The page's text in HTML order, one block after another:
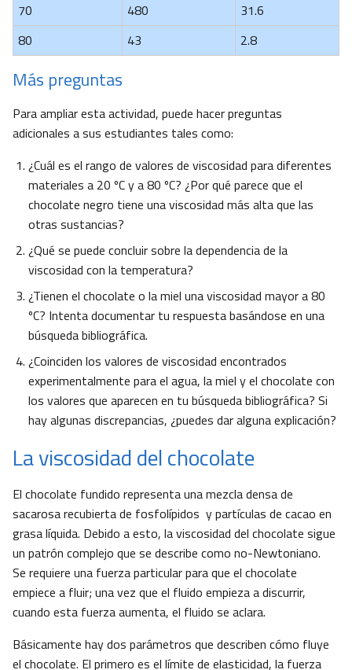
70
480
31.6
80
43 2.8
Más preguntas
Para ampliar esta actividad, puede hacer preguntas
adicionales a sus estudiantes tales como:
¿Cuál es el rango de valores de viscosidad para diferentes
materiales a 20 ºC y a 80 ºC? ¿Por qué parece que el
chocolate negro tiene una viscosidad más alta que las
otras sustancias?
¿Qué se puede concluir sobre la dependencia de la
viscosidad con la temperatura?
¿Tienen el chocolate o la miel una viscosidad mayor a 80
ºC? Intenta documentar tu respuesta basándose en una
búsqueda bibliográfica.
¿Coinciden los valores de viscosidad encontrados
experimentalmente para el agua, la miel y el chocolate con
los valores que aparecen en tu búsqueda bibliográfica? Si
hay algunas discrepancias, ¿puedes dar alguna explicación?
La viscosidad del chocolate
El chocolate fundido representa una mezcla densa de
sacarosa recubierta de fosfolípidos y partículas de cacao en
grasa líquida. Debido a esto, la viscosidad del chocolate sigue
un patrón complejo que se describe como no-Newtoniano.
Se requiere una fuerza particular para que el chocolate
empiece a fluir; una vez que el fluido empieza a discurrir,
cuando esta fuerza aumenta, el fluido se aclara.
Básicamente hay dos parámetros que describen cómo fluye
el chocolate. El primero es el límite de elasticidad, la fuerza